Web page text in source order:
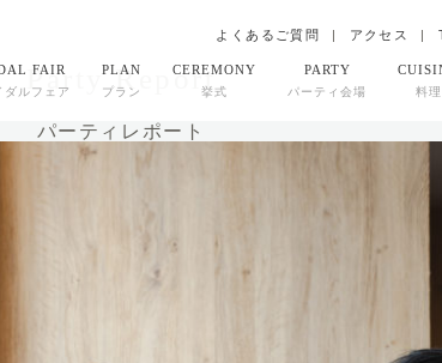
よくあるご質問 アクセス
FAIR
ダルフェア
PLAN
プラン
CEREMONY
挙式
PARTY
パーティ会場 料理
Party Report
パーティレポート